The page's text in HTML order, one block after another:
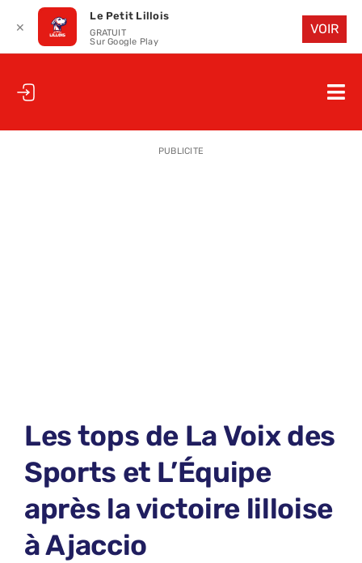
à
NOUS
PUBLICITE
Les tops de La Voix des
Sports et L’Équipe
après la victoire lilloise
à Ajaccio
✕
Le Petit Lillois
GRATUIT
Sur Google Play
VOIR